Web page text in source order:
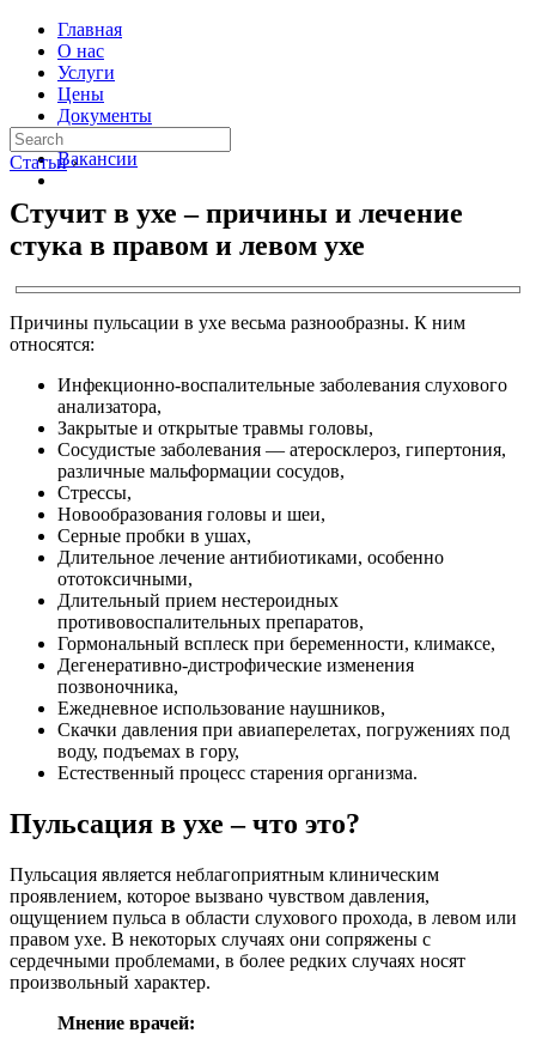
Главная
О нас
Услуги
Цены
Документы
Контакты
Вакансии
Статьи ›
Стучит в ухе – причины и лечение
стука в правом и левом ухе
Причины пульсации в ухе весьма разнообразны. К ним
относятся:
Инфекционно-воспалительные заболевания слухового
анализатора,
Закрытые и открытые травмы головы,
Сосудистые заболевания — атеросклероз, гипертония,
различные мальформации сосудов,
Стрессы,
Новообразования головы и шеи,
Серные пробки в ушах,
Длительное лечение антибиотиками, особенно
ототоксичными,
Длительный прием нестероидных
противовоспалительных препаратов,
Гормональный всплеск при беременности, климаксе,
Дегенеративно-дистрофические изменения
позвоночника,
Ежедневное использование наушников,
Скачки давления при авиаперелетах, погружениях под
воду, подъемах в гору,
Естественный процесс старения организма.
Пульсация в ухе – что это?
Пульсация является неблагоприятным клиническим
проявлением, которое вызвано чувством давления,
ощущением пульса в области слухового прохода, в левом или
правом ухе. В некоторых случаях они сопряжены с
сердечными проблемами, в более редких случаях носят
произвольный характер.
Мнение врачей: